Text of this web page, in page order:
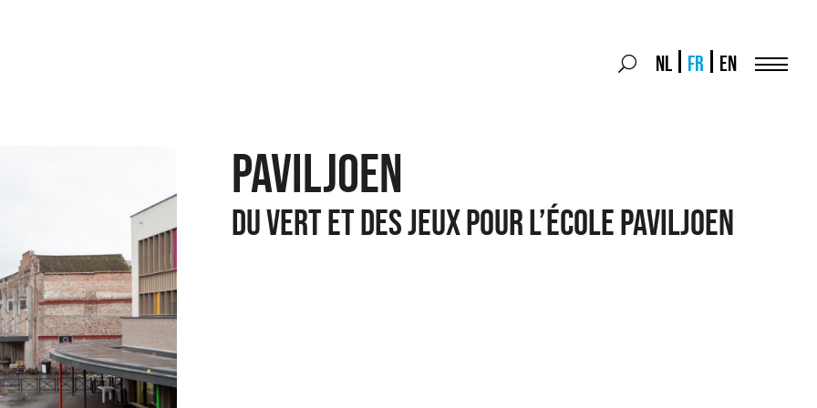
Search
Search
NL FR EN
PAVILJOEN
DU VERT ET DES JEUX POUR L’ÉCOLE PAVILJOEN